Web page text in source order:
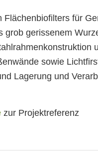
Flächenbiofilters für
grob gerissenem
sowie
Lagerung und
zur Projektreferenz